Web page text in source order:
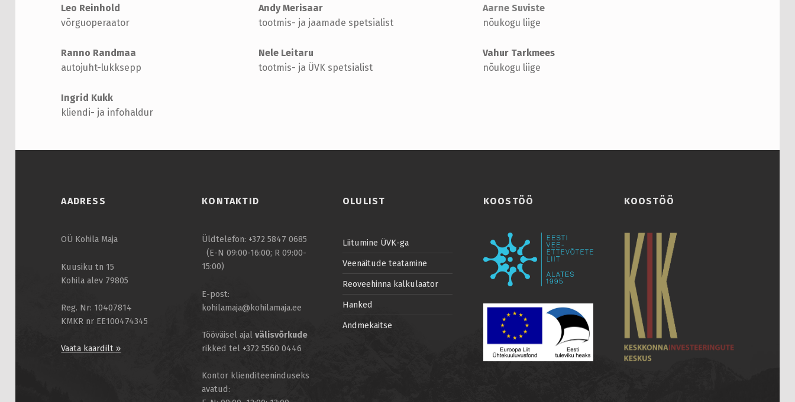
Leo Reinhold
võrguoperaator
Ranno Randmaa
autojuht-lukksepp
Ingrid Kukk
kliendi- ja infohaldur
Andy Merisaar
tootmis- ja jaamade spetsialist
Nele Leitaru
tootmis- ja ÜVK spetsialist
Aarne Suviste
nõukogu liige
Vahur Tarkmees
nõukogu liige
Skip back to main navigation
AADRESS
OÜ Kohila Maja
Kuusiku tn 15
Kohila alev 79805
Reg. Nr: 10407814
KMKR nr EE100474345
Vaata kaardilt »
KONTAKTID
Üldtelefon: +372 5847 0685
(E-N 09:00-16:00; R 09:00-
15:00)
E-post:
kohilamaja@kohilamaja.ee
Tööväisel ajalvälisvõrkude
rikked tel +372 5560 0446
Kontor klienditeeninduseks
avatud:
OLULIST
Liitumine ÜVK-ga
Veenäitude teatamine
Reoveehinna kalkulaator
Hanked
Andmekaitse
KOOSTÖÖ KOOSTÖÖ